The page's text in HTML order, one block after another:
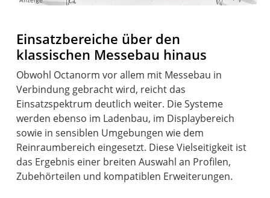
Einsatzbereiche über den
klassischen Messebau hinaus
Obwohl Octanorm vor allem mit Messebau in
Verbindung gebracht wird, reicht das
Einsatzspektrum deutlich weiter. Die Systeme
werden ebenso im Ladenbau, im Displaybereich
sowie in sensiblen Umgebungen wie dem
Reinraumbereich eingesetzt. Diese Vielseitigkeit ist
das Ergebnis einer breiten Auswahl an Profilen,
Zubehörteilen und kompatiblen Erweiterungen.